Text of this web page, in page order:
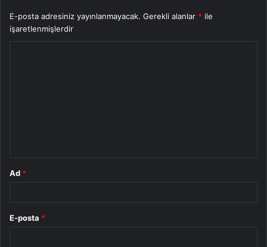
E-posta adresiniz yayınlanmayacak. Gerekli alanlar * ile
işaretlenmişlerdir
Ad *
E-posta *